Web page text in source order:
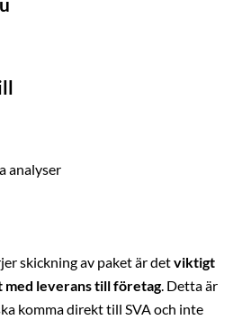
analyser
skickning av paket är detviktigt
med leverans till företag. Detta är
komma direkt till SVA och inte